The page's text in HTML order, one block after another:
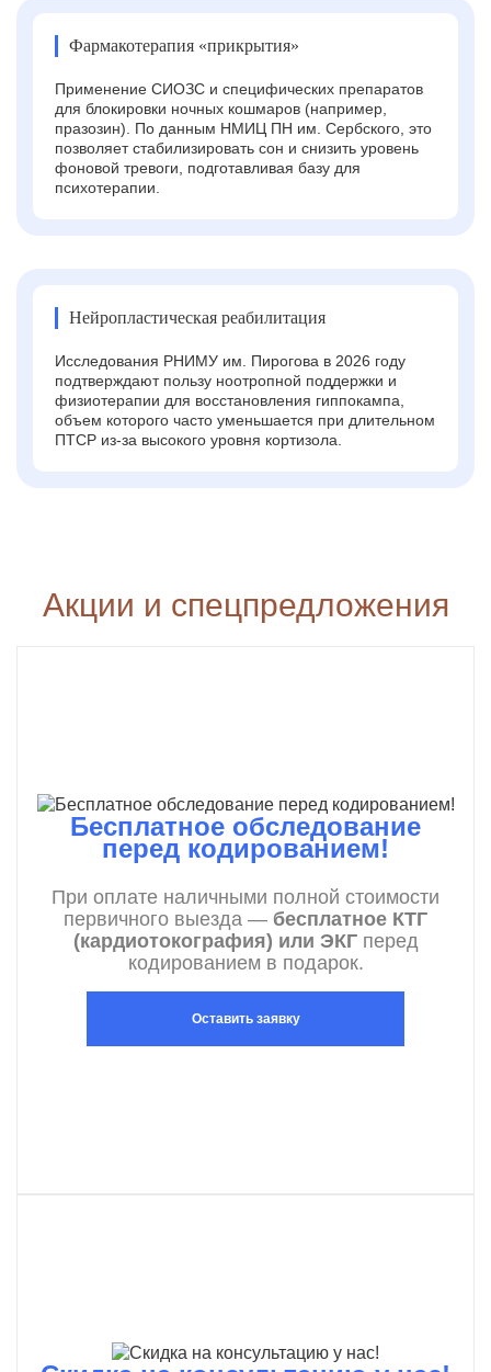
Фармакотерапия «прикрытия»
Применение СИОЗС и специфических препаратов
для блокировки ночных кошмаров (например,
празозин). По данным НМИЦ ПН им. Сербского, это
позволяет стабилизировать сон и снизить уровень
фоновой тревоги, подготавливая базу для
психотерапии.
Нейропластическая реабилитация
Исследования РНИМУ им. Пирогова в 2026 году
подтверждают пользу ноотропной поддержки и
физиотерапии для восстановления гиппокампа,
объем которого часто уменьшается при длительном
ПТСР из-за высокого уровня кортизола.
Акции и спецпредложения
Бесплатное обследование
перед кодированием!
При оплате наличными полной стоимости
первичного выезда — бесплатное КТГ
(кардиотокография) или ЭКГперед
кодированием в подарок.
Оставить заявку